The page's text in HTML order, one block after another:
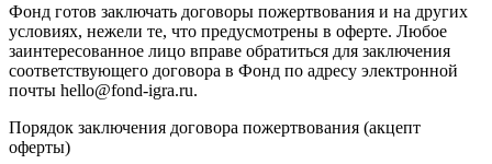
Фонд готов заключать договоры пожертвования и на других
условиях, нежели те, что предусмотрены в оферте. Любое
заинтересованное лицо вправе обратиться для заключения
соответствующего договора в Фонд по адресу электронной
почты hello@fond-igra.ru.
Порядок заключения договора пожертвования (акцепт
оферты)